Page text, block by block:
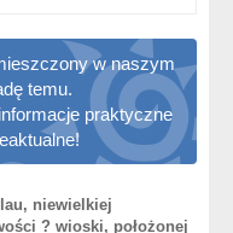
w naszym
temu.
praktyczne
niewielkiej
? wioski, położonej